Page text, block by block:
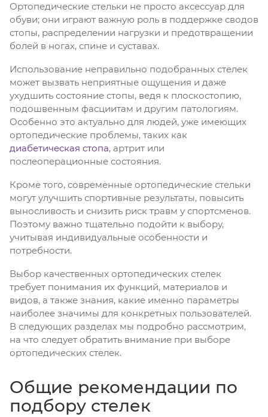
Ортопедические стельки не просто аксессуар для
обуви; они играют важную роль в поддержке сводов
стопы, распределении нагрузки и предотвращении
болей в ногах, спине и суставах.
Использование неправильно подобранных стелек
может вызвать неприятные ощущения и даже
ухудшить состояние стопы, ведя к плоскостопию,
подошвенным фасциитам и другим патологиям.
Особенно это актуально для людей, уже имеющих
ортопедические проблемы, таких как
диабетическая стопа, артрит или
послеоперационные состояния.
Кроме того, современные ортопедические стельки
могут улучшить спортивные результаты, повысить
выносливость и снизить риск травм у спортсменов.
Поэтому важно тщательно подойти к выбору,
учитывая индивидуальные особенности и
потребности.
Выбор качественных ортопедических стелек
требует понимания их функций, материалов и
видов, а также знания, какие именно параметры
наиболее значимы для конкретных пользователей.
В следующих разделах мы подробно рассмотрим,
на что следует обратить внимание при выборе
ортопедических стелек.
Общие рекомендации по
подбору стелек